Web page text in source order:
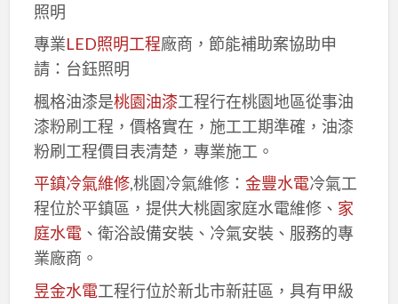
照明
專業LED照明工程廠商，節能補助案協助申
請：台鈺照明
楓格油漆是桃園油漆工程行在桃園地區從事油
漆粉刷工程，價格實在，施工工期準確，油漆
粉刷工程價目表清楚，專業施工。
平鎮冷氣維修,桃園冷氣維修： 金豐水電冷氣工
程位於平鎮區，提供大桃園家庭水電維修、 家
庭水電、衛浴設備安裝、冷氣安裝、服務的專
業廠商。
昱金水電工程行位於新北市新莊區，具有甲級